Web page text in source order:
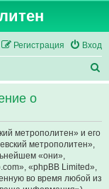
Вход
Регистрация
о
с
о
метрополитен» и его
метрополитен»,
«они»,
«phpBB Limited»,
во время любой из